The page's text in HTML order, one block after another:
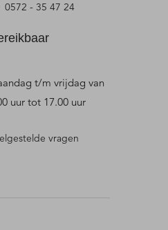
0572 - 35 47 24
t/m vrijdag van
uur tot 17.00 uur
vragen